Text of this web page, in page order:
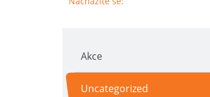
Akce
Uncategorized